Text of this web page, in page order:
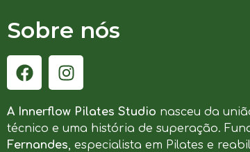
Sobre nós
A Innerflow Pilates Studio nasceu da
técnico e uma história de superação.
Fernandes, especialista em Pilates e